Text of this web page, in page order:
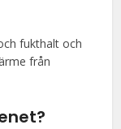
fukthalt och
från